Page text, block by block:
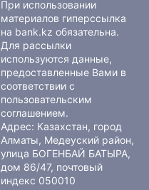
При использовании
материалов гиперссылка
на bank.kz обязательна.
Для рассылки
используются данные,
предоставленные Вами в
соответствии с
пользовательским
соглашением.
Адрес: Казахстан, город
Алматы, Медеуский район,
улица БОГЕНБАЙ БАТЫРА,
дом 86/47, почтовый
индекс 050010